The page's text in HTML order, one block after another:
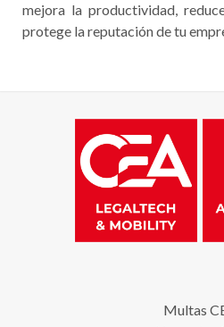
mejora la productividad,
protege la reputación de tu
Multas